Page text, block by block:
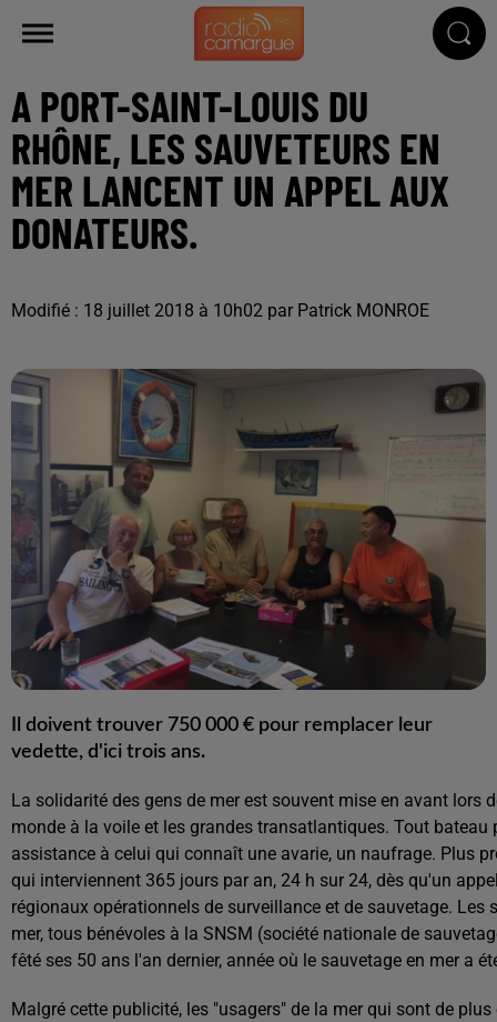
A PORT-SAINT-LOUIS DU
RHÔNE, LES SAUVETEURS EN
MER LANCENT UN APPEL AUX
DONATEURS.
Modifié : 18 juillet 2018 à 10h02 par Patrick MONROE
Il doivent trouver 750 000 € pour remplacer leur
vedette, d'ici trois ans.
La solidarité des gens de mer est souvent mise en avant lors
monde à la voile et les grandes transatlantiques. Tout
assistance à celui qui connaît une avarie, un naufrage. Plus
qui interviennent 365 jours par an, 24 h sur 24, dès qu'un
régionaux opérationnels de surveillance et de sauvetage.
mer, tous bénévoles à la SNSM (société nationale de
fêté ses 50 ans l'an dernier, année où le sauvetage en mer a
Malgré cette publicité, les "usagers" de la mer qui sont de